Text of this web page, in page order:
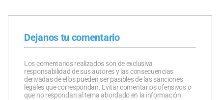
Dejanos tu comentario
Los comentarios realizados son de exclusiva
responsabilidad de sus autores y las consecuencias
derivadas de ellos pueden ser pasibles de las sanciones
legales que correspondan. Evitar comentarios ofensivos o
que no respondan al tema abordado en la información.